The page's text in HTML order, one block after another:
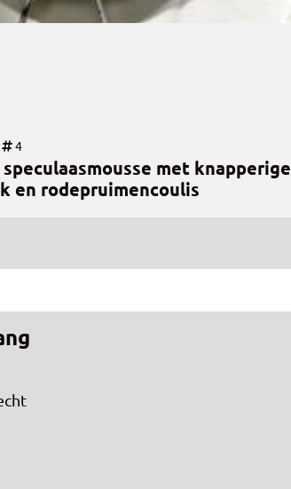
4
met knapperige
en rodepruimencoulis